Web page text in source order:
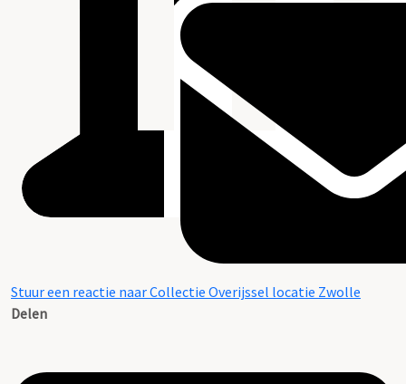
Stuur een reactie naar Collectie Overijssel locatie Zwolle
Delen